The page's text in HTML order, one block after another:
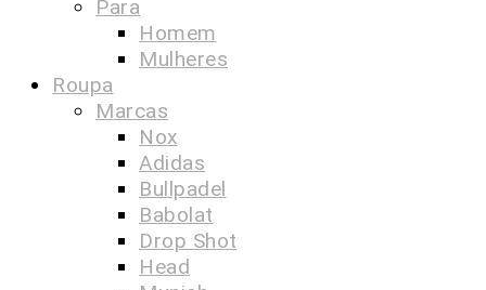
Para
Homem
Mulheres
Roupa
Marcas
Nox
Adidas
Bullpadel
Babolat
Drop Shot
Head